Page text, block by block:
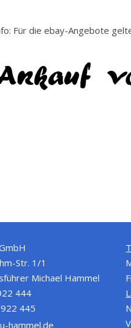
Für die ebay-Angebote
Str. 1/1
Michael Hammel
444
445
hammel.de